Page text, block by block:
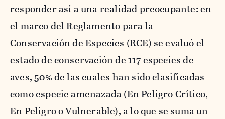
responder así a una realidad preocupante: en
el marco del Reglamento para la
Conservación de Especies (RCE) se evaluó el
estado de conservación de 117 especies de
aves, 50% de las cuales han sido clasificadas
como especie amenazada (En Peligro Crítico,
En Peligro o Vulnerable), a lo que se suma un